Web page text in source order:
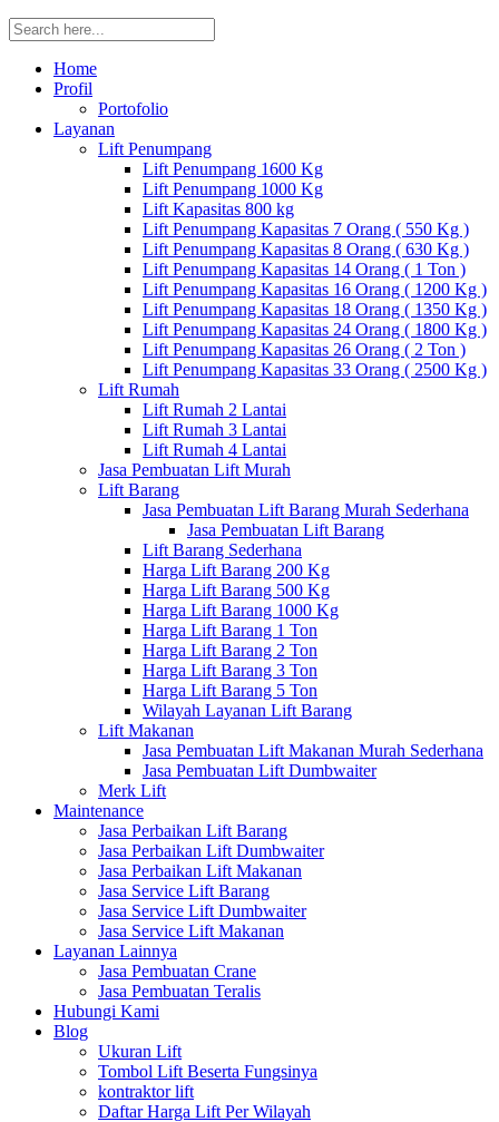
Home
Profil
Portofolio
Layanan
Lift Penumpang
Lift Penumpang 1600 Kg
Lift Penumpang 1000 Kg
Lift Kapasitas 800 kg
Lift Penumpang Kapasitas 7 Orang ( 550 Kg )
Lift Penumpang Kapasitas 8 Orang ( 630 Kg )
Lift Penumpang Kapasitas 14 Orang ( 1 Ton )
Lift Penumpang Kapasitas 16 Orang ( 1200 Kg )
Lift Penumpang Kapasitas 18 Orang ( 1350 Kg )
Lift Penumpang Kapasitas 24 Orang ( 1800 Kg )
Lift Penumpang Kapasitas 26 Orang ( 2 Ton )
Lift Penumpang Kapasitas 33 Orang ( 2500 Kg )
Lift Rumah
Lift Rumah 2 Lantai
Lift Rumah 3 Lantai
Lift Rumah 4 Lantai
Jasa Pembuatan Lift Murah
Lift Barang
Jasa Pembuatan Lift Barang Murah Sederhana
Jasa Pembuatan Lift Barang
Lift Barang Sederhana
Harga Lift Barang 200 Kg
Harga Lift Barang 500 Kg
Harga Lift Barang 1000 Kg
Harga Lift Barang 1 Ton
Harga Lift Barang 2 Ton
Harga Lift Barang 3 Ton
Harga Lift Barang 5 Ton
Wilayah Layanan Lift Barang
Lift Makanan
Jasa Pembuatan Lift Makanan Murah Sederhana
Jasa Pembuatan Lift Dumbwaiter
Merk Lift
Maintenance
Jasa Perbaikan Lift Barang
Jasa Perbaikan Lift Dumbwaiter
Jasa Perbaikan Lift Makanan
Jasa Service Lift Barang
Jasa Service Lift Dumbwaiter
Jasa Service Lift Makanan
Layanan Lainnya
Jasa Pembuatan Crane
Jasa Pembuatan Teralis
Hubungi Kami
Blog
Ukuran Lift
Tombol Lift Beserta Fungsinya
kontraktor lift
Daftar Harga Lift Per Wilayah